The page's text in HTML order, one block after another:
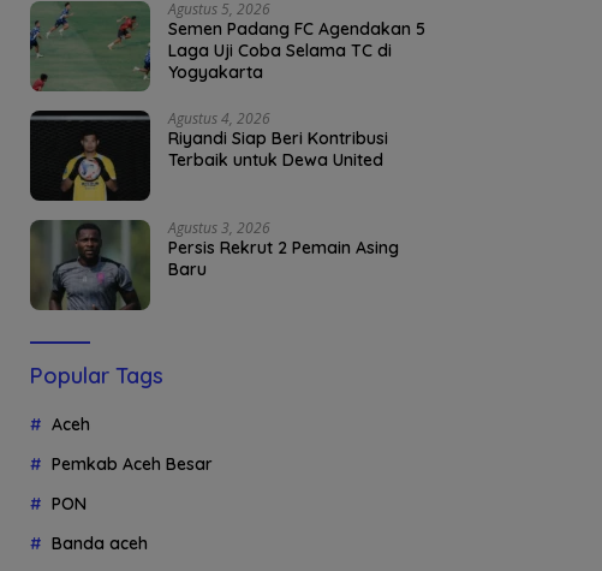
Agustus 5, 2026
Semen Padang FC Agendakan 5
Laga Uji Coba Selama TC di
Yogyakarta
Agustus 4, 2026
Riyandi Siap Beri Kontribusi
Terbaik untuk Dewa United
Agustus 3, 2026
Persis Rekrut 2 Pemain Asing
Baru
Popular Tags
Aceh
Pemkab Aceh Besar
PON
Banda aceh